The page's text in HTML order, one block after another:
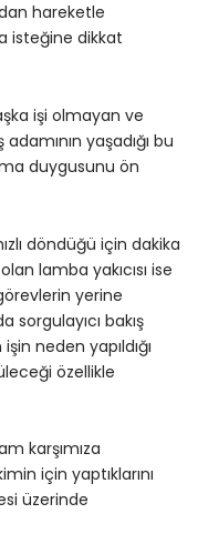
hareketle
isteğine dikkat
işi olmayan ve
yaşadığı bu
duygusunu ön
döndüğü için dakika
lamba yakıcısı ise
yerine
sorgulayıcı bakış
neden yapıldığı
özellikle
karşımıza
için yaptıklarını
üzerinde